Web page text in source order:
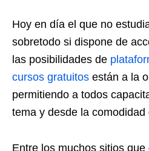
Hoy en día el que no
sobretodo si dispone de
las posibilidades de
cursos gratuitos están a la
permitiendo a todos
tema y desde la
Entre los muchos sitios